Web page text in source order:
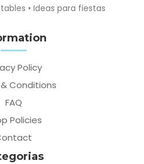
• Ideas para fiestas
Policy
Conditions
FAQ
Policies